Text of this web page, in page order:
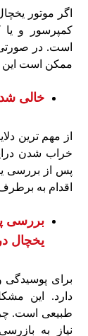
اگر موتور
کمپرسور و یا
است. در
ممکن است این
خالی
از مهم ترین
خراب شدن
پس از بررسی
اقدام به
بررسی
یخچال
برای پوسیدگی
دارد. این
طبیعی است.
نیاز به